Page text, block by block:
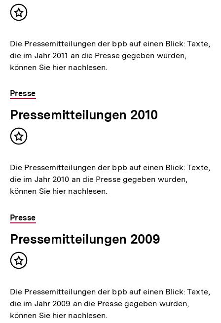
Inhalt
Die Pressemitteilungen der bpb auf einen Blick: Texte,
die im Jahr 2011 an die Presse gegeben wurden,
können Sie hier nachlesen.
Presse
Pressemitteilungen 2010
Inhalt
Die Pressemitteilungen der bpb auf einen Blick: Texte,
die im Jahr 2010 an die Presse gegeben wurden,
können Sie hier nachlesen.
Presse
Pressemitteilungen 2009
Inhalt
Die Pressemitteilungen der bpb auf einen Blick: Texte,
die im Jahr 2009 an die Presse gegeben wurden,
können Sie hier nachlesen.